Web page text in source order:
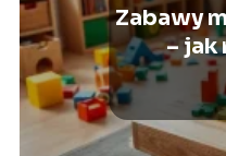
Zabawy
–